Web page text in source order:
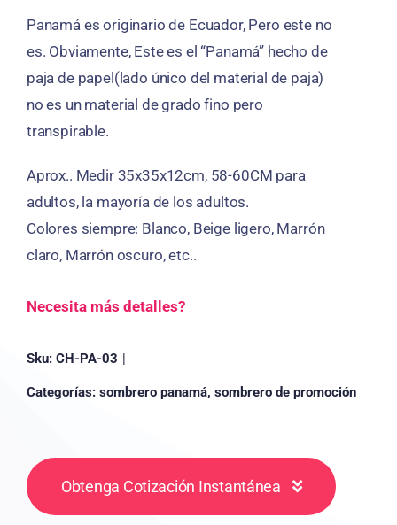
Panamá es originario de Ecuador, Pero este no
es. Obviamente, Este es el “Panamá” hecho de
paja de papel(lado único del material de paja)
no es un material de grado fino pero
transpirable.
Aprox.. Medir 35x35x12cm, 58-60CM para
adultos, la mayoría de los adultos.
Colores siempre: Blanco, Beige ligero, Marrón
claro, Marrón oscuro, etc..
Necesita más detalles?
Sku: CH-PA-03 |
Categorías: sombrero panamá, sombrero de promoción
Obtenga Cotización Instantánea